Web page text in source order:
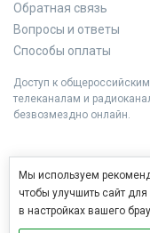
Обратная связь
Вопросы и ответы
Способы оплаты
Доступ к
телеканалам и
безвозмездно онлайн.
Мы используем
чтобы улучшить сайт
в настройках вашего